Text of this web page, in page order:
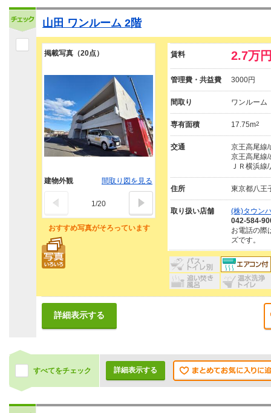
山田 ワンルーム 2階
掲載写真（20点）
おすすめ写真がそろっています
建物外観 間取り図を見る
1/20
賃料 2.7万
管理費・共益費 3000円
間取り ワンルーム
専有面積 17.75m2
交通
京王高尾線
京王高尾線
ＪＲ横浜
住所 東京都八王
取り扱い店舗
(株)タウン
042-584-
お電話の際
ズです。
詳細表示する
すべてをチェック 詳細表示する